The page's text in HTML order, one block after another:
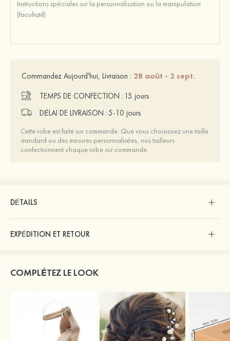
Commandez Aujourd'hui, Livraison : 28 août - 2 sept.
TEMPS DE CONFECTION : 15 jours
DÉLAI DE LIVRAISON :5-10 jours
Cette robe est faite sur commande. Que vous choisissiez une taille
standard ou des mesures personnalisées, nos tailleurs
confectionnent chaque robe sur commande.
DÉTAILS
EXPÉDITION ET RETOUR
COMPLÉTEZ LE LOOK